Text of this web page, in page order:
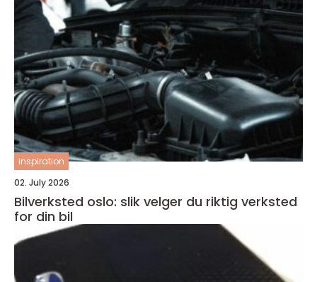
inspiration
02. July 2026
Bilverksted oslo: slik velger du riktig verksted
for din bil